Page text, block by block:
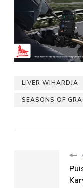
LIVER WIHARDJA
SEASONS OF